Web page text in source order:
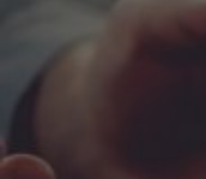
dari